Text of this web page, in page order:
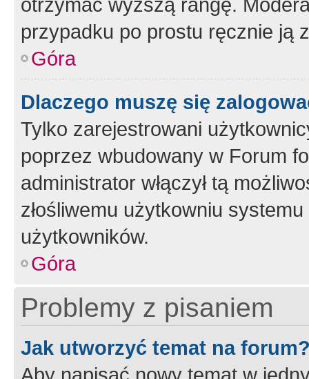
przypadku po prostu ręcznie ją
Góra
Dlaczego muszę się
Tylko zarejestrowani
poprzez wbudowany w Forum
administrator włączył tą
złośliwemu użytkowniu
użytkowników.
Góra
Problemy z pisaniem
Jak utworzyć temat na